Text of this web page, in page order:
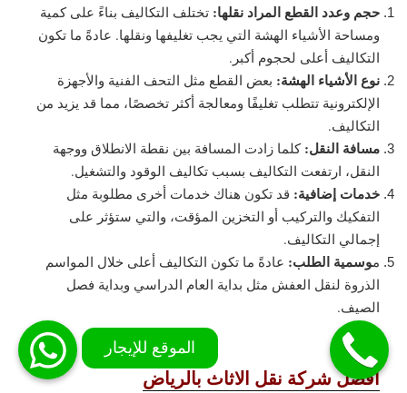
حجم وعدد القطع المراد نقلها: تختلف التكاليف بناءً على كمية
ومساحة الأشياء الهشة التي يجب تغليفها ونقلها. عادةً ما تكون
التكاليف أعلى لحجوم أكبر.
نوع الأشياء الهشة: بعض القطع مثل التحف الفنية والأجهزة
الإلكترونية تتطلب تغليفًا ومعالجة أكثر تخصصًا، مما قد يزيد من
التكاليف.
مسافة النقل: كلما زادت المسافة بين نقطة الانطلاق ووجهة
النقل، ارتفعت التكاليف بسبب تكاليف الوقود والتشغيل.
خدمات إضافية: قد تكون هناك خدمات أخرى مطلوبة مثل
التفكيك والتركيب أو التخزين المؤقت، والتي ستؤثر على
إجمالي التكاليف.
موسمية الطلب: عادةً ما تكون التكاليف أعلى خلال المواسم
الذروة لنقل العفش مثل بداية العام الدراسي وبداية فصل
الصيف.
افضل شركة نقل الاثاث بالرياض